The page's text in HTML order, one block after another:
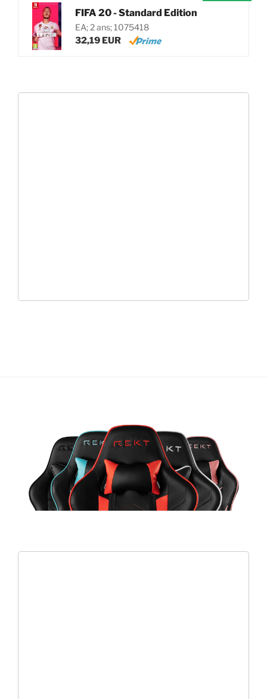
FIFA 20 - Standard Edition
EA; 2 ans; 1075418
32,19 EUR